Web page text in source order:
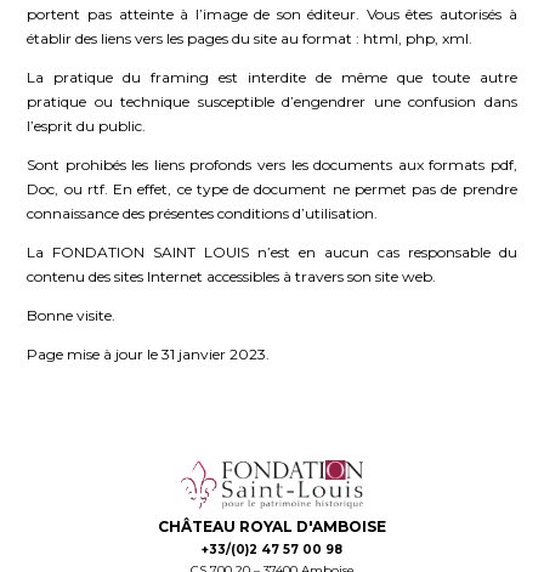
portent pas atteinte à l’image de son éditeur. Vous êtes autorisés à
établir des liens vers les pages du site au format : html, php, xml.
La pratique du framing est interdite de même que toute autre
pratique ou technique susceptible d’engendrer une confusion dans
l’esprit du public.
Sont prohibés les liens profonds vers les documents aux formats pdf,
Doc, ou rtf. En effet, ce type de document ne permet pas de prendre
connaissance des présentes conditions d’utilisation.
La FONDATION SAINT LOUIS n’est en aucun cas responsable du
contenu des sites Internet accessibles à travers son site web.
Bonne visite.
Page mise à jour le 31 janvier 2023.
CHÂTEAU ROYAL D'AMBOISE
+33/(0)2 47 57 00 98